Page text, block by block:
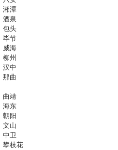
湘潭
酒泉
包头
毕节
威海
柳州
汉中
那曲
曲靖
海东
朝阳
文山
中卫
攀枝花